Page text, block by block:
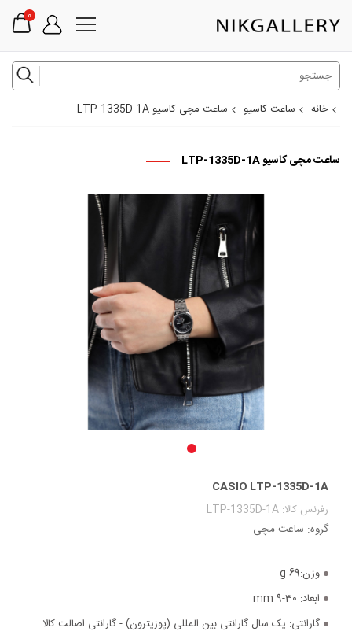
0
خانه ساعت کاسیو ساعت مچی کاسیو LTP-1335D-1A
ساعت مچی کاسیو LTP-1335D-1A
CASIO LTP-1335D-1A
رفرنس کالا: LTP-1335D-1A
گروه: ساعت مچی
وزن:69 g
ابعاد:
گارانتی: یک سال گارانتی بین المللی (پوزیترون) - گارانتی اصالت کالا